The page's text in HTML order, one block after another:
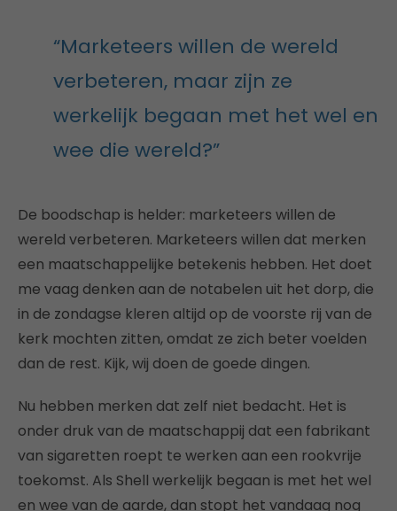
“Marketeers willen de wereld
verbeteren, maar zijn ze
werkelijk begaan met het wel en
wee die wereld?”
De boodschap is helder: marketeers willen de
wereld verbeteren. Marketeers willen dat merken
een maatschappelijke betekenis hebben. Het doet
me vaag denken aan de notabelen uit het dorp, die
in de zondagse kleren altijd op de voorste rij van de
kerk mochten zitten, omdat ze zich beter voelden
dan de rest. Kijk, wij doen de goede dingen.
Nu hebben merken dat zelf niet bedacht. Het is
onder druk van de maatschappij dat een fabrikant
van sigaretten roept te werken aan een rookvrije
toekomst. Als Shell werkelijk begaan is met het wel
en wee van de aarde, dan stopt het vandaag nog